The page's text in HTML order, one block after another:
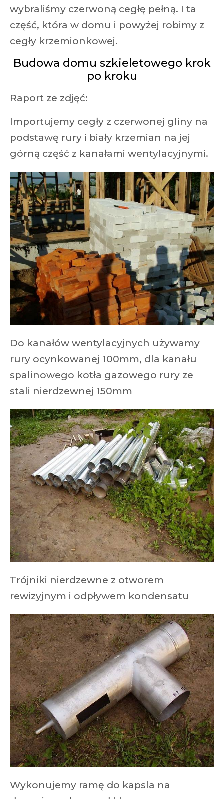
wybraliśmy czerwoną cegłę pełną. I ta
część, która w domu i powyżej robimy z
cegły krzemionkowej.
Budowa domu szkieletowego krok
po kroku
Raport ze zdjęć:
Importujemy cegły z czerwonej gliny na
podstawę rury i biały krzemian na jej
górną część z kanałami wentylacyjnymi.
Do kanałów wentylacyjnych używamy
rury ocynkowanej 100mm, dla kanału
spalinowego kotła gazowego rury ze
stali nierdzewnej 150mm
Trójniki nierdzewne z otworem
rewizyjnym i odpływem kondensatu
Wykonujemy ramę do kapsla na